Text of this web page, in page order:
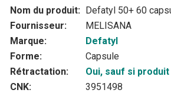
Nom du produit: Defatyl 50+ 60
Fournisseur:
MELISANA
Marque:
Defatyl
Forme:
Capsule
Rétractation:
Oui, sauf si
CNK:
3951498